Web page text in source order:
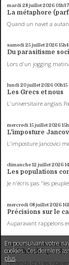
En poursuivant votre
cookies. Ces derniers
plus.
mardi 28juillet 2026 01h37
La métaphore
Quand un navet a
samedi 25juillet 2026
Du parasitisme
Lors d'un jogging
lundi 20juillet 2026 00h15
Les Grecs et nous
L'universitaire anglais
mercredi 15juillet 2026
L'imposture
L'imposture Jancovici
dimanche 12 juillet 2026
Les populations
Je n'écris pas "les
mercredi 08juillet 2026
Précisions sur le
Auparavant rappelons
vendredi 03juillet 2026
La bibliothèque
J'entends d'ici les